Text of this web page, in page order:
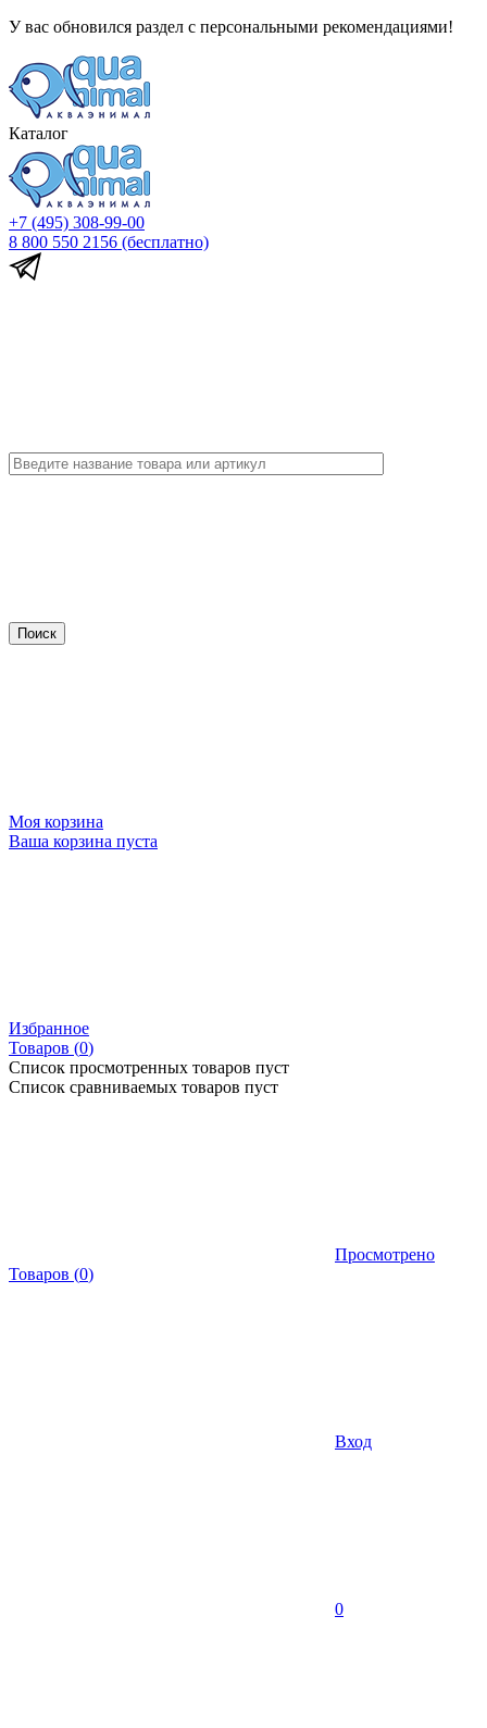
У вас обновился раздел с персональными рекомендациями!
Каталог
+7 (495) 308-99-00
8 800 550 2156 (бесплатно)
Моя корзина
Ваша корзина пуста
Избранное
Товаров (0)
Список просмотренных товаров пуст
Список сравниваемых товаров пуст
Просмотрено
Товаров (0)
Вход
0